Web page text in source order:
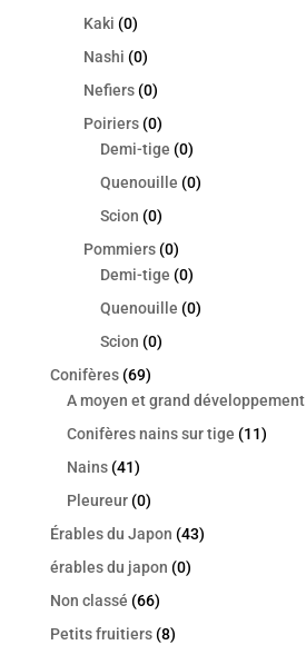
Kaki (0)
Nashi (0)
Nefiers (0)
Poiriers (0)
Demi-tige (0)
Quenouille (0)
Scion (0)
Pommiers (0)
Demi-tige (0)
Quenouille (0)
Scion (0)
Conifères (69)
A moyen et grand développement
Conifères nains sur tige (11)
Nains (41)
Pleureur (0)
Érables du Japon (43)
érables du japon (0)
Non classé (66)
Petits fruitiers (8)